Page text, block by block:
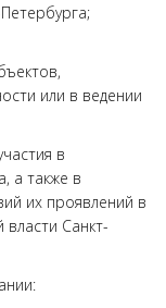
или в ведении
в
а также в
их проявлений в
Санкт-